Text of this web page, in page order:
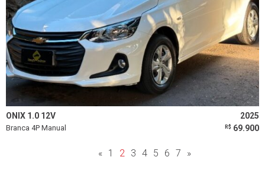
ONIX 1.0 12V 2025
Branca 4P Manual R$ 69.900
« 1 2 3 4 5 6 7 »